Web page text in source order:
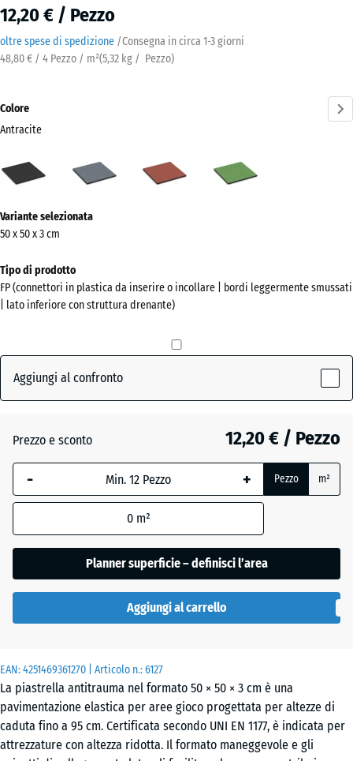
12,20 € / Pezzo
oltre spese di spedizione /Consegna in circa 1-3 giorni
48,80 € / 4 Pezzo / m²(5,32 kg / Pezzo)
EAN:4251469361270 | Articolo n.:6127
La piastrella antitrauma nel formato 50 × 50 × 3 cm è una
pavimentazione elastica per aree gioco progettata per altezze di
caduta fino a 95 cm. Certificata secondo UNI EN 1177, è indicata per
attrezzature con altezza ridotta. Il formato maneggevole e gli
Colore
Antracite
(active)
grafite
pomodoro
informazioni
sui
colori?
Mostra
la
Antracite(active)
Grigio
+ 0,50 €
pomodoro
Verde
Variante selezionata
50 x 50 x 3 cm
Tipo di prodotto
FP (connettori in plastica da inserire o incollare | bordi leggermente smussati
| lato inferiore con struttura drenante)
Aggiungi al confronto
Prezzo e sconto 12,20 € / Pezzo
- + Pezzo m²
0 m²
Planner superficie – definisci l’area
Aggiungi al carrello